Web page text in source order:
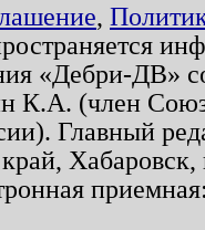
,
«Дебри-ДВ»
К.А. (член
Главный